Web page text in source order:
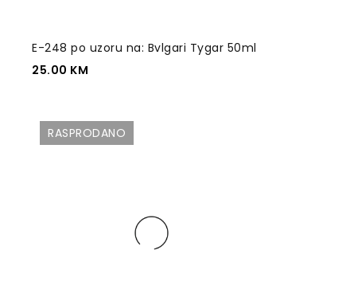
E-248 po uzoru na: Bvlgari Tygar 50ml
25.00 KM
RASPRODANO